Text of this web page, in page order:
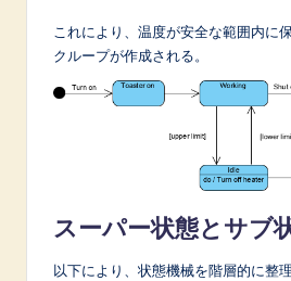
これにより、温度が安全な範囲内に
クループが作成される。
スーパー状態とサブ
以下により、状態機械を階層的に整